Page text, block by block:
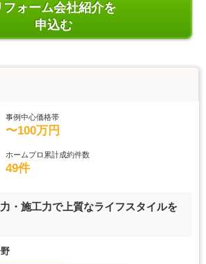
フォーム会社紹介を
申込む
事例中心価格帯
〜100万円
ホームプロ累計成約件数
49件
・施工力で上質なライフスタイルを